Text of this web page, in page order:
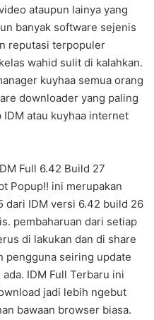
ataupun lainya yang
banyak software sejenis
reputasi terpopuler
wahid sulit di kalahkan.
kuyhaa semua orang
downloader yang paling
IDM atau kuyhaa internet
Full 6.42 Build 27
Popup!! ini merupakan
dari IDM versi 6.42 build 26
pembaharuan dari setiap
di lakukan dan di share
pengguna seiring update
IDM Full Terbaru ini
jadi lebih ngebut
bawaan browser biasa.